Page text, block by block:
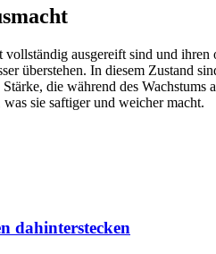
ausgereift sind und
überstehen. In diesem Zustand
die während des
sie saftiger und weicher macht.
dahinterstecken